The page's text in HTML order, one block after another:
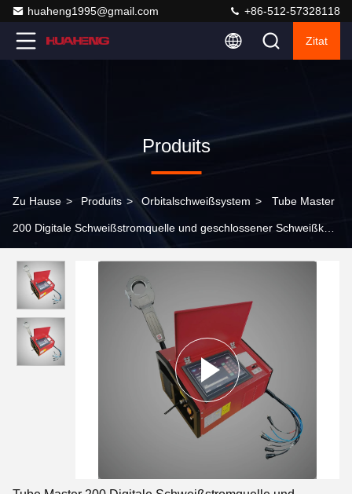
huaheng1995@gmail.com +86-512-57328118
Zitat
Produits
Zu Hause > Produits > Orbitalschweißsystem > Tube Master
200 Digitale Schweißstromquelle und geschlossener Schweißkopf